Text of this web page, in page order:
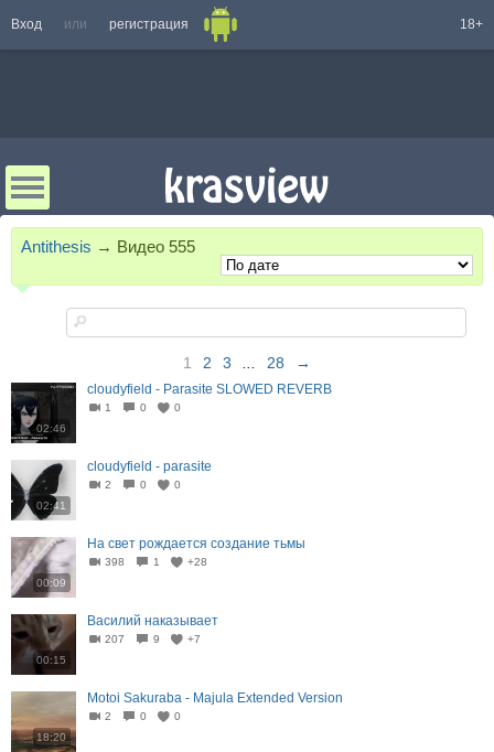
Вход или регистрация 18+
Antithesis → Видео 555
1 2 3 28 →
02:46
cloudyfield - Parasite SLOWED REVERB
1 0 0
02:41
cloudyfield - parasite
2 0 0
00:09
На свет рождается создание тьмы
398 1 +28
00:15
Василий наказывает
207 9 +7
18:20
Motoi Sakuraba - Majula Extended Version
2 0 0